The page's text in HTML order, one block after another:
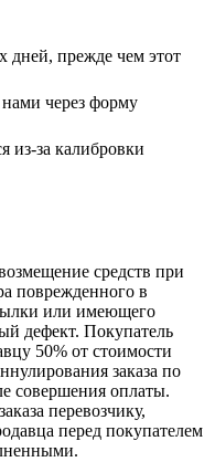
дней, прежде чем этот
нами через форму
из-за калибровки
средств при
поврежденного в
или имеющего
дефект. Покупатель
50% от стоимости
заказа по
совершения оплаты.
перевозчику,
перед покупателем